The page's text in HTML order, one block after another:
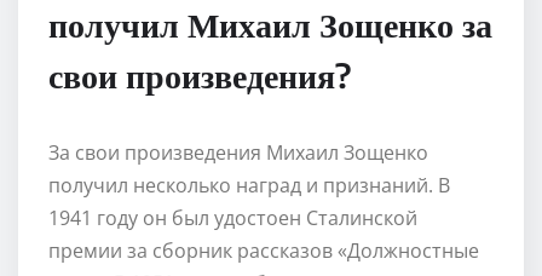
получил Михаил Зощенко за
свои произведения?
За свои произведения Михаил Зощенко
получил несколько наград и признаний. В
1941 году он был удостоен Сталинской
премии за сборник рассказов «Должностные